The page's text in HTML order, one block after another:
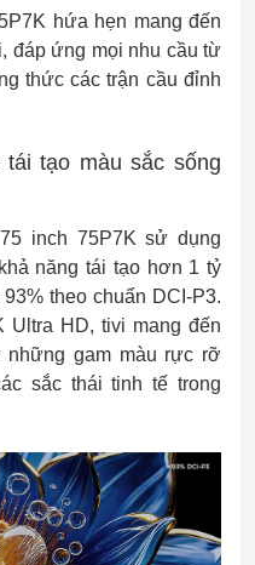
hứa hẹn mang đến
đáp ứng mọi nhu cầu từ
thức các trận cầu đỉnh
tái tạo màu sắc sống
inch 75P7K sử dụng
năng tái tạo hơn 1 tỷ
theo chuẩn DCI-P3.
HD, tivi mang đến
những gam màu rực rỡ
sắc thái tinh tế trong